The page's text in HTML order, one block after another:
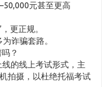
元甚至更高
更正规。
诈骗套路。
？
的线上考试形式，主
拍摄，以杜绝托福考试